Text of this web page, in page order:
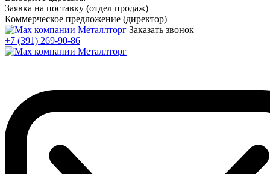
Заявка на поставку (отдел продаж)
Коммерческое предложение (директор)
Заказать звонок
+7 (391) 269-90-86